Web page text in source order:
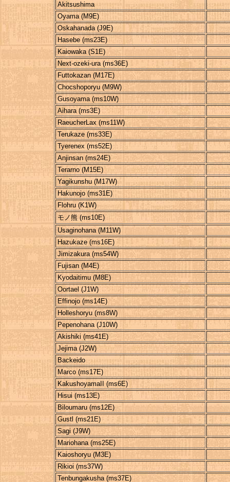
Akitsushima
Oyama (M9E)
Oskahanada (J9E)
Hasebe (ms23E)
Kaiowaka (S1E)
Next-ozeki-ura (ms36E)
Futtokazan (M17E)
Chocshoporyu (M9W)
Gusoyama (ms10W)
Aihara (ms3E)
RaeucherLax (ms11W)
Terukaze (ms33E)
Tyerenex (ms52E)
Anjinsan (ms24E)
Terarno (M15E)
Yagikunshu (M17W)
Hakunojo (ms31E)
Flohru (K1W)
モノ熊 (ms10E)
Usaginohana (M11W)
Hazukaze (ms16E)
Jimizakura (ms54W)
Fujisan (M4E)
Kyodaitimu (M8E)
Oortael (J1W)
Effinojo (ms14E)
Holleshoryu (ms8W)
Pepenohana (J10W)
Akishiki (ms41E)
Jejima (J2W)
Backeido
Marco (ms17E)
KakushoyamaII (ms6E)
Hisui (ms13E)
Biloumaru (ms12E)
Gustl (ms21E)
Sagi (J9W)
Mariohana (ms25E)
Kaioshoryu (M3E)
Rikioi (ms37W)
Tenbungakusha (ms37E)